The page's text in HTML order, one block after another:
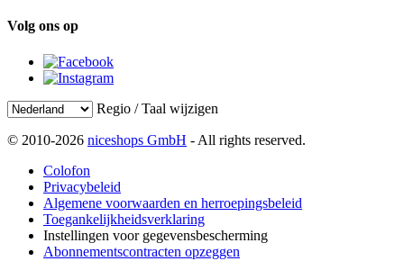
Volg ons op
Regio / Taal wijzigen
© 2010-2026 niceshops GmbH - All rights reserved.
Colofon
Privacybeleid
Algemene voorwaarden en herroepingsbeleid
Toegankelijkheidsverklaring
Instellingen voor gegevensbescherming
Abonnementscontracten opzeggen